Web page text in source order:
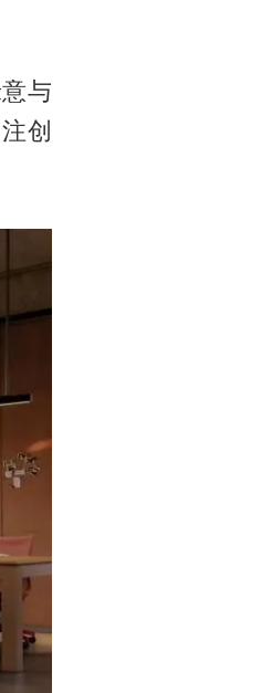
与
创